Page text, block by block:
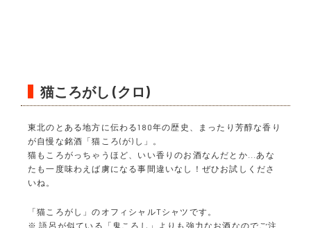
猫ころがし (クロ)
東北のとある地方に伝わる180年の歴史、まったり芳醇な香り
が自慢な銘酒「猫ころ(が)し」。
猫もころがっちゃうほど、いい香りのお酒なんだとか...あな
たも一度味わえば虜になる事間違いなし！ぜひお試しくださ
いね。
「猫ころがし」のオフィシャルTシャツです。
※ 語呂が似ている「鬼ころし」よりも強力なお酒なのでご注